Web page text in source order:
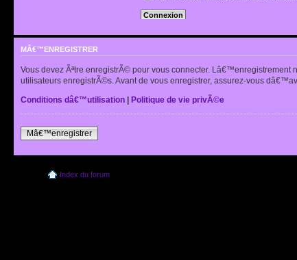
Cacher mon statut en ligne pour cette
MÂ€™ENREGISTRER
Vous devez Ãªtre enregistrÃ© pour vous connecter.
utilisateurs enregistrÃ©s. Avant de vous enregistrer, assurez-vous
Conditions dâ€™utilisation
Politique de vie privÃ©e
Mâ€™enregistrer
Index du forum